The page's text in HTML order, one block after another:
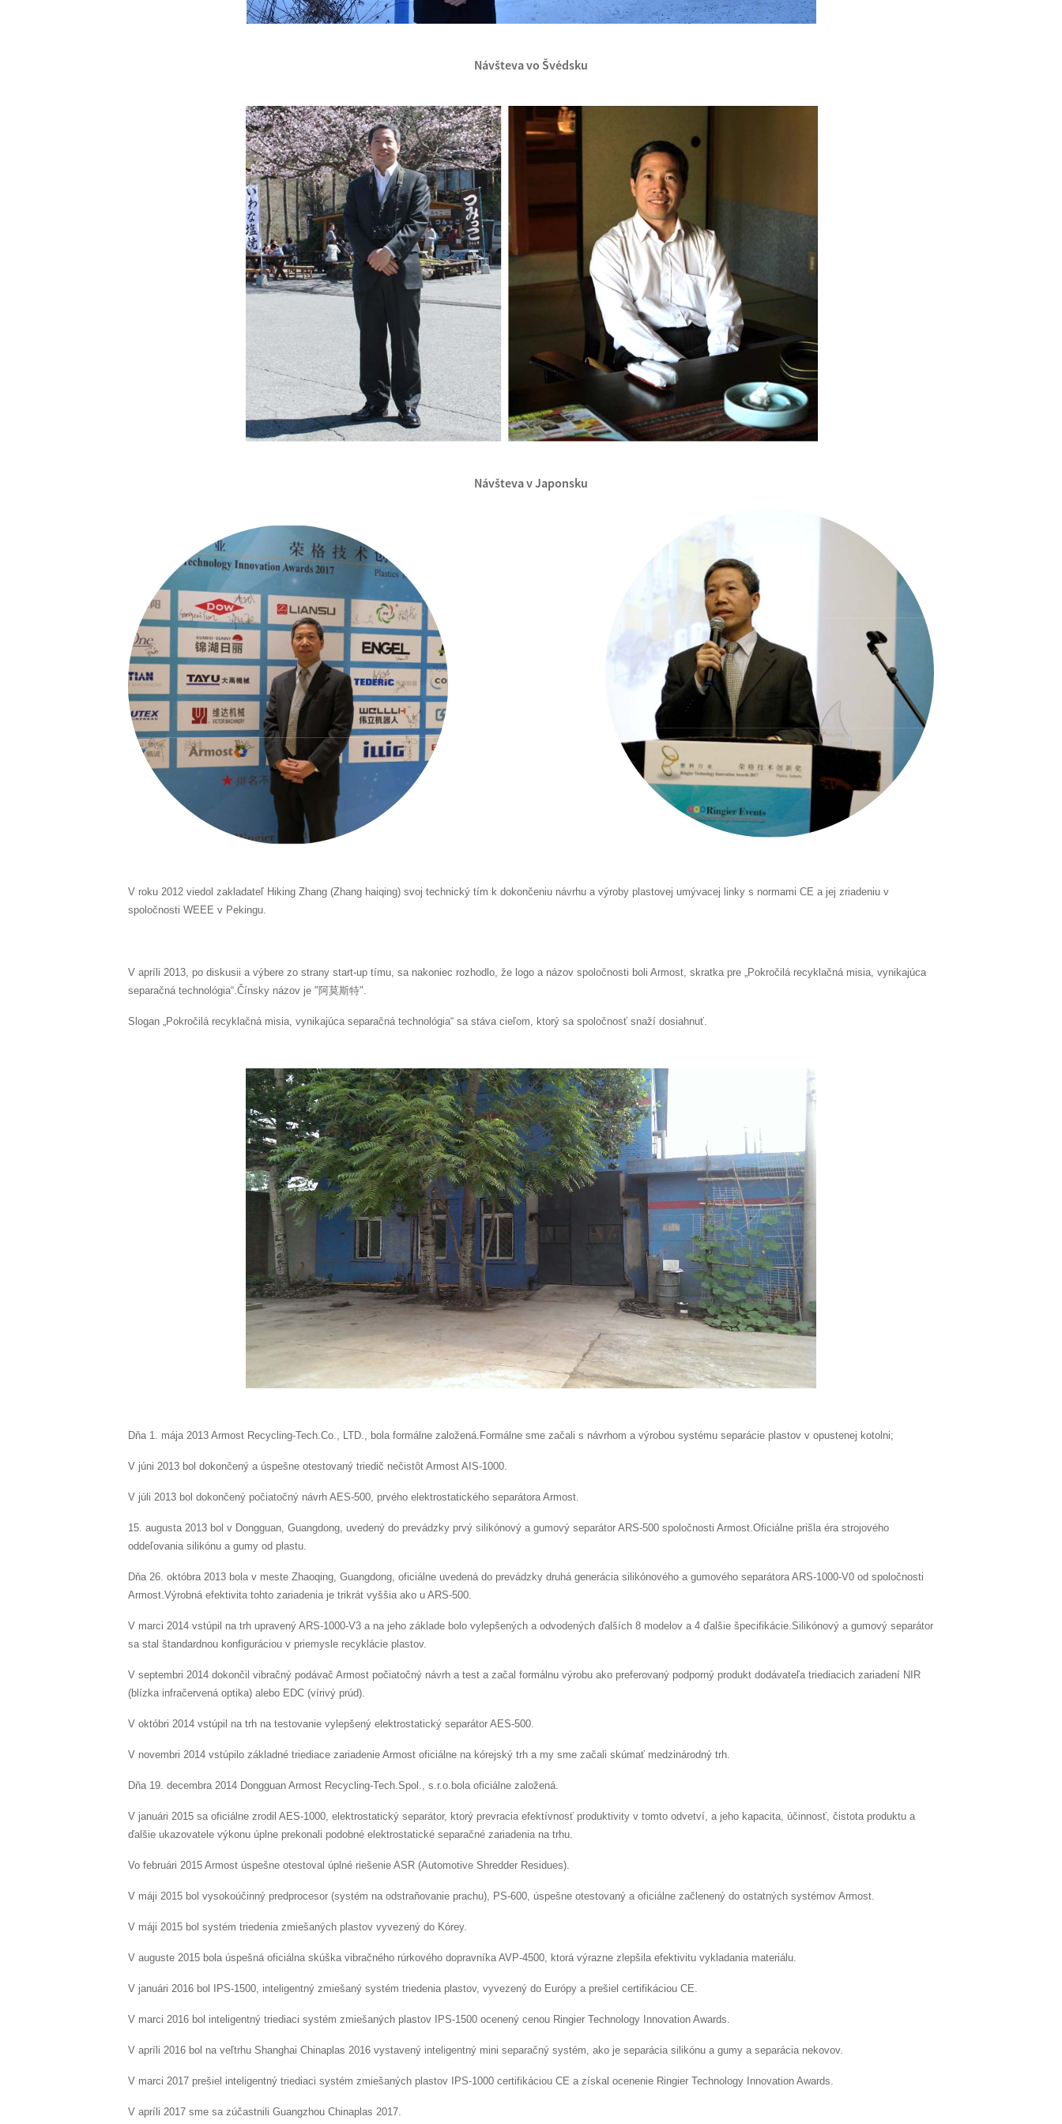
Návšteva vo Švédsku
Návšteva v Japonsku
V roku 2012 viedol zakladateľ Hiking Zhang (Zhang haiqing) svoj technický tím k dokončeniu návrhu a výroby plastovej umývacej linky s normami CE a jej zriadeniu v
spoločnosti WEEE v Pekingu.
V apríli 2013, po diskusii a výbere zo strany start-up tímu, sa nakoniec rozhodlo, že logo a názov spoločnosti boli Armost, skratka pre „Pokročilá recyklačná misia, vynikajúca
separačná technológia“.Čínsky názov je "阿莫斯特".
Slogan „Pokročilá recyklačná misia, vynikajúca separačná technológia“ sa stáva cieľom, ktorý sa spoločnosť snaží dosiahnuť.
Dňa 1. mája 2013 Armost Recycling-Tech.Co., LTD., bola formálne založená.Formálne sme začali s návrhom a výrobou systému separácie plastov v opustenej kotolni;
V júni 2013 bol dokončený a úspešne otestovaný triedič nečistôt Armost AIS-1000.
V júli 2013 bol dokončený počiatočný návrh AES-500, prvého elektrostatického separátora Armost.
15. augusta 2013 bol v Dongguan, Guangdong, uvedený do prevádzky prvý silikónový a gumový separátor ARS-500 spoločnosti Armost.Oficiálne prišla éra strojového
oddeľovania silikónu a gumy od plastu.
Dňa 26. októbra 2013 bola v meste Zhaoqing, Guangdong, oficiálne uvedená do prevádzky druhá generácia silikónového a gumového separátora ARS-1000-V0 od spoločnosti
Armost.Výrobná efektivita tohto zariadenia je trikrát vyššia ako u ARS-500.
V marci 2014 vstúpil na trh upravený ARS-1000-V3 a na jeho základe bolo vylepšených a odvodených ďalších 8 modelov a 4 ďalšie špecifikácie.Silikónový a gumový separátor
sa stal štandardnou konfiguráciou v priemysle recyklácie plastov.
V septembri 2014 dokončil vibračný podávač Armost počiatočný návrh a test a začal formálnu výrobu ako preferovaný podporný produkt dodávateľa triediacich zariadení NIR
(blízka infračervená optika) alebo EDC (vírivý prúd).
V októbri 2014 vstúpil na trh na testovanie vylepšený elektrostatický separátor AES-500.
V novembri 2014 vstúpilo základné triediace zariadenie Armost oficiálne na kórejský trh a my sme začali skúmať medzinárodný trh.
Dňa 19. decembra 2014 Dongguan Armost Recycling-Tech.Spol., s.r.o.bola oficiálne založená.
V januári 2015 sa oficiálne zrodil AES-1000, elektrostatický separátor, ktorý prevracia efektívnosť produktivity v tomto odvetví, a jeho kapacita, účinnosť, čistota produktu a
ďalšie ukazovatele výkonu úplne prekonali podobné elektrostatické separačné zariadenia na trhu.
Vo februári 2015 Armost úspešne otestoval úplné riešenie ASR (Automotive Shredder Residues).
V máji 2015 bol vysokoúčinný predprocesor (systém na odstraňovanie prachu), PS-600, úspešne otestovaný a oficiálne začlenený do ostatných systémov Armost.
V máji 2015 bol systém triedenia zmiešaných plastov vyvezený do Kórey.
V auguste 2015 bola úspešná oficiálna skúška vibračného rúrkového dopravníka AVP-4500, ktorá výrazne zlepšila efektivitu vykladania materiálu.
V januári 2016 bol IPS-1500, inteligentný zmiešaný systém triedenia plastov, vyvezený do Európy a prešiel certifikáciou CE.
V marci 2016 bol inteligentný triediaci systém zmiešaných plastov IPS-1500 ocenený cenou Ringier Technology Innovation Awards.
V apríli 2016 bol na veľtrhu Shanghai Chinaplas 2016 vystavený inteligentný mini separačný systém, ako je separácia silikónu a gumy a separácia nekovov.
V marci 2017 prešiel inteligentný triediaci systém zmiešaných plastov IPS-1000 certifikáciou CE a získal ocenenie Ringier Technology Innovation Awards.
V apríli 2017 sme sa zúčastnili Guangzhou Chinaplas 2017.